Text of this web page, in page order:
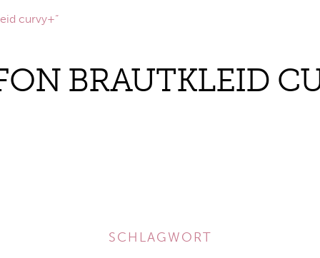
curvy+“
BRAUTKLEID
SCHLAGWORT